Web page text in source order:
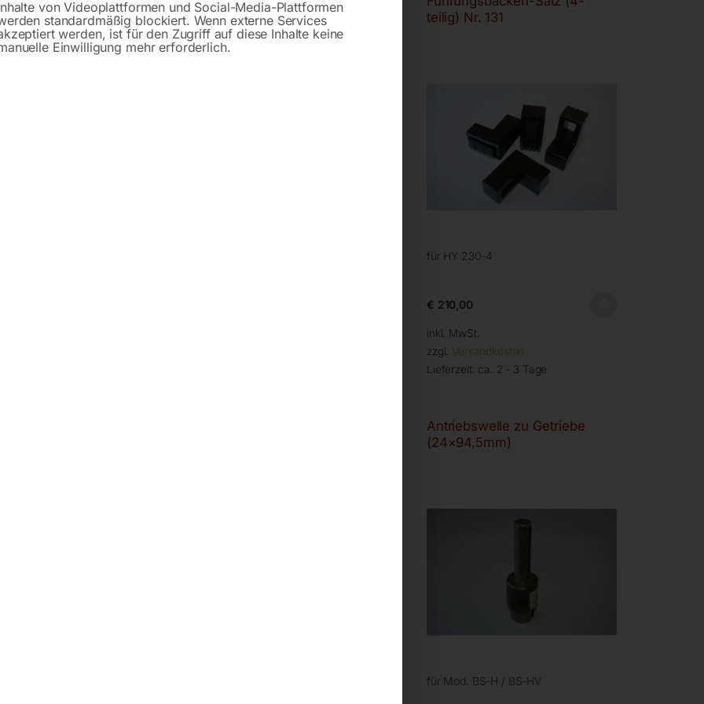
teilig) Nr. 131
für HY 230-4
€ 210,00
inkl. MwSt.
zzgl. Versandkosten
Lieferzeit: ca. 2 - 3 Tage
Antriebswelle zu Getriebe
(24×94,5mm)
für Mod. BS-H / BS-HV
von Videoplattformen und Social-Media-Plattformen
standardmäßig blockiert. Wenn externe Services
werden, ist für den Zugriff auf diese Inhalte keine
Einwilligung mehr erforderlich.